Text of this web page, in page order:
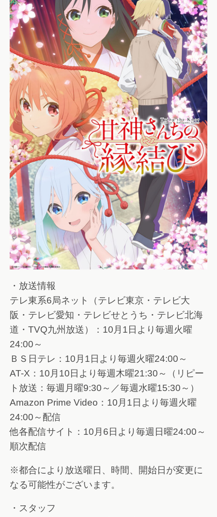
・放送情報
テレ東系6局ネット（テレビ東京・テレビ大
阪・テレビ愛知・テレビせとうち・テレビ北海
道・TVQ九州放送）：10月1日より毎週火曜
24:00～
ＢＳ日テレ：10月1日より毎週火曜24:00～
AT-X：10月10日より毎週木曜21:30～（リピー
ト放送：毎週月曜9:30～／毎週水曜15:30～）
Amazon Prime Video：10月1日より毎週火曜
24:00～配信
他各配信サイト：10月6日より毎週日曜24:00～
順次配信
※都合により放送曜日、時間、開始日が変更に
なる可能性がございます。
・スタッフ